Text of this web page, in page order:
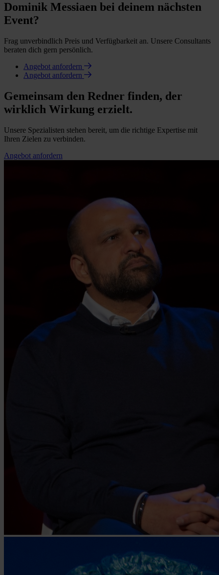
Dominik Messiaen bei deinem nächsten
Event?
Frag unverbindlich Preis und Verfügbarkeit an. Unsere Consultants
beraten dich gern persönlich.
Angebot anfordern
Angebot anfordern
Gemeinsam den Redner finden, der
wirklich Wirkung erzielt.
Unsere Spezialisten stehen bereit, um die richtige Expertise mit
Ihren Zielen zu verbinden.
Angebot anfordern